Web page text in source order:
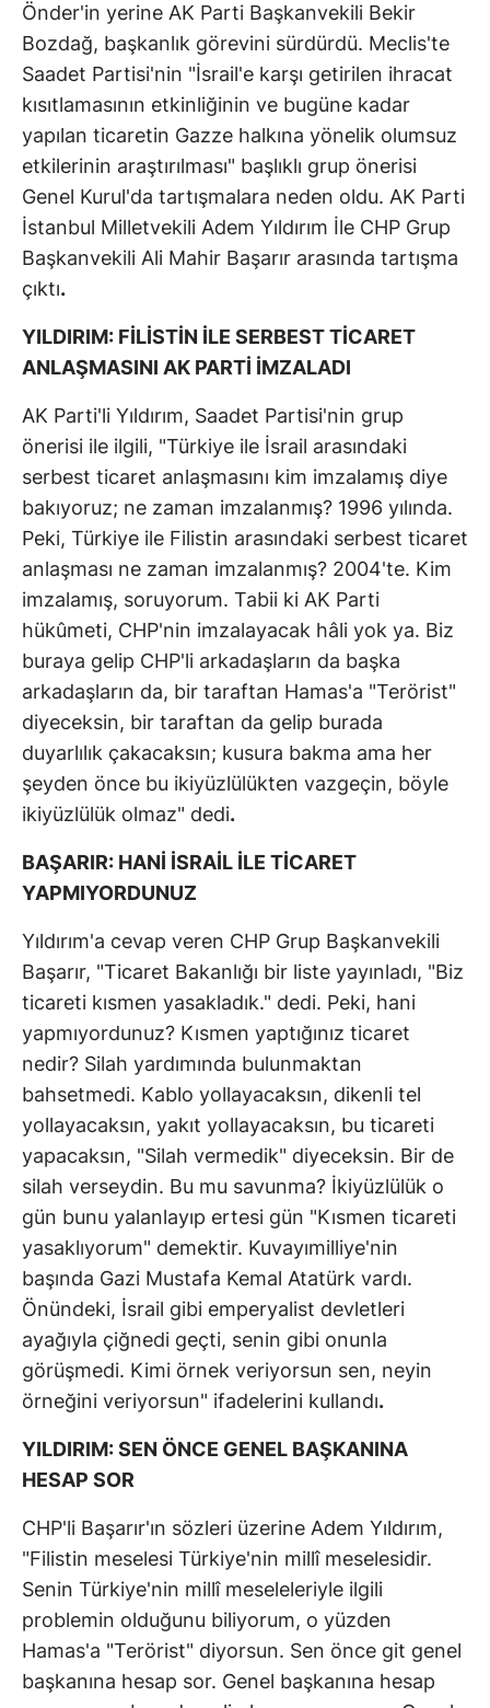
Önder'in yerine AK Parti Başkanvekili Bekir
Bozdağ, başkanlık görevini sürdürdü. Meclis'te
Saadet Partisi'nin "İsrail'e karşı getirilen ihracat
kısıtlamasının etkinliğinin ve bugüne kadar
yapılan ticaretin Gazze halkına yönelik olumsuz
etkilerinin araştırılması" başlıklı grup önerisi
Genel Kurul'da tartışmalara neden oldu. AK Parti
İstanbul Milletvekili Adem Yıldırım İle CHP Grup
Başkanvekili Ali Mahir Başarır arasında tartışma
çıktı.
YILDIRIM: FİLİSTİN İLE SERBEST TİCARET
ANLAŞMASINI AK PARTİ İMZALADI
AK Parti'li Yıldırım, Saadet Partisi'nin grup
önerisi ile ilgili, "Türkiye ile İsrail arasındaki
serbest ticaret anlaşmasını kim imzalamış diye
bakıyoruz; ne zaman imzalanmış? 1996 yılında.
Peki, Türkiye ile Filistin arasındaki serbest ticaret
anlaşması ne zaman imzalanmış? 2004'te. Kim
imzalamış, soruyorum. Tabii ki AK Parti
hükûmeti, CHP'nin imzalayacak hâli yok ya. Biz
buraya gelip CHP'li arkadaşların da başka
arkadaşların da, bir taraftan Hamas'a "Terörist"
diyeceksin, bir taraftan da gelip burada
duyarlılık çakacaksın; kusura bakma ama her
şeyden önce bu ikiyüzlülükten vazgeçin, böyle
ikiyüzlülük olmaz" dedi.
BAŞARIR: HANİ İSRAİL İLE TİCARET
YAPMIYORDUNUZ
Yıldırım'a cevap veren CHP Grup Başkanvekili
Başarır, "Ticaret Bakanlığı bir liste yayınladı, "Biz
ticareti kısmen yasakladık." dedi. Peki, hani
yapmıyordunuz? Kısmen yaptığınız ticaret
nedir? Silah yardımında bulunmaktan
bahsetmedi. Kablo yollayacaksın, dikenli tel
yollayacaksın, yakıt yollayacaksın, bu ticareti
yapacaksın, "Silah vermedik" diyeceksin. Bir de
silah verseydin. Bu mu savunma? İkiyüzlülük o
gün bunu yalanlayıp ertesi gün "Kısmen ticareti
yasaklıyorum" demektir. Kuvayımilliye'nin
başında Gazi Mustafa Kemal Atatürk vardı.
Önündeki, İsrail gibi emperyalist devletleri
ayağıyla çiğnedi geçti, senin gibi onunla
görüşmedi. Kimi örnek veriyorsun sen, neyin
örneğini veriyorsun" ifadelerini kullandı.
YILDIRIM: SEN ÖNCE GENEL BAŞKANINA
HESAP SOR
CHP'li Başarır'ın sözleri üzerine Adem Yıldırım,
"Filistin meselesi Türkiye'nin millî meselesidir.
Senin Türkiye'nin millî meseleleriyle ilgili
problemin olduğunu biliyorum, o yüzden
Hamas'a "Terörist" diyorsun. Sen önce git genel
başkanına hesap sor. Genel başkanına hesap